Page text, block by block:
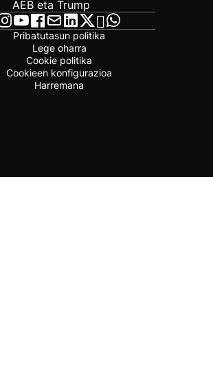
AEB eta Trump
Pribatutasun politika
Lege oharra
Cookie politika
Cookieen konfigurazioa
Harremana